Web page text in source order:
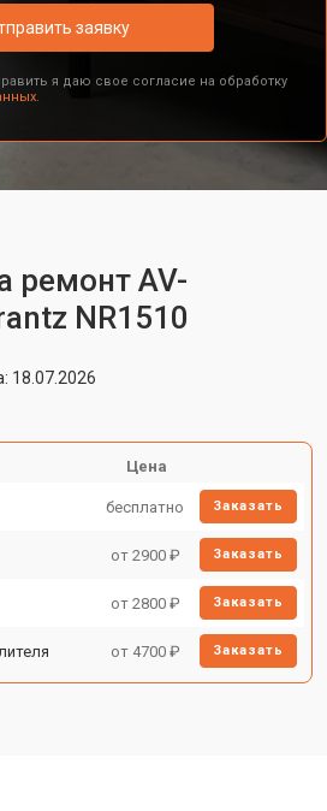
заявку
я даю свое согласие на обработку
ремонт AV-
NR1510
18.07.2026
Цена
бесплатно Заказать
от 2900 ₽ Заказать
от 2800 ₽ Заказать
от 4700 ₽ Заказать